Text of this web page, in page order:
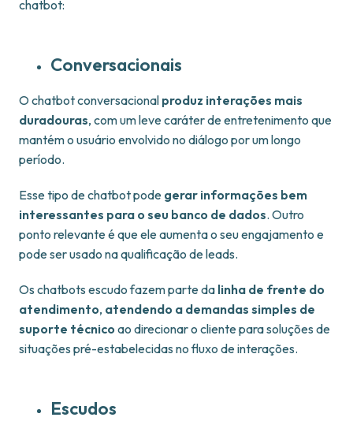
chatbot:
Conversacionais
O chatbot conversacional produz interações mais
duradouras, com um leve caráter de entretenimento que
mantém o usuário envolvido no diálogo por um longo
período.
Esse tipo de chatbot pode gerar informações bem
interessantes para o seu banco de dados. Outro
ponto relevante é que ele aumenta o seu engajamento e
pode ser usado na qualificação de leads.
Os chatbots escudo fazem parte da linha de frente do
atendimento, atendendo a demandas simples de
suporte técnico ao direcionar o cliente para soluções de
situações pré-estabelecidas no fluxo de interações.
Escudos